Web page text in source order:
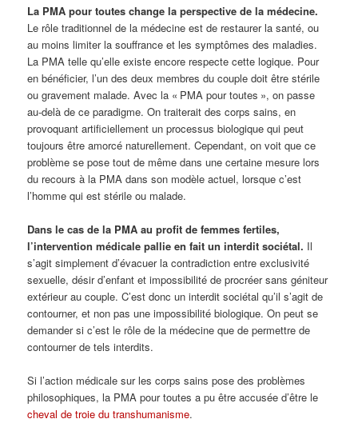
La PMA pour toutes change la perspective de la médecine.
Le rôle traditionnel de la médecine est de restaurer la santé, ou
au moins limiter la souffrance et les symptômes des maladies.
La PMA telle qu’elle existe encore respecte cette logique. Pour
en bénéficier, l’un des deux membres du couple doit être stérile
ou gravement malade. Avec la « PMA pour toutes », on passe
au-delà de ce paradigme. On traiterait des corps sains, en
provoquant artificiellement un processus biologique qui peut
toujours être amorcé naturellement. Cependant, on voit que ce
problème se pose tout de même dans une certaine mesure lors
du recours à la PMA dans son modèle actuel, lorsque c’est
l’homme qui est stérile ou malade.
Dans le cas de la PMA au profit de femmes fertiles,
l’intervention médicale pallie en fait un interdit sociétal. Il
s’agit simplement d’évacuer la contradiction entre exclusivité
sexuelle, désir d’enfant et impossibilité de procréer sans géniteur
extérieur au couple. C’est donc un interdit sociétal qu’il s’agit de
contourner, et non pas une impossibilité biologique. On peut se
demander si c’est le rôle de la médecine que de permettre de
contourner de tels interdits.
Si l’action médicale sur les corps sains pose des problèmes
philosophiques, la PMA pour toutes a pu être accusée d’être le
cheval de troie du transhumanisme.